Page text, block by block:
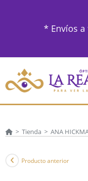
* Envíos
> Tienda > ANA
Producto anterior